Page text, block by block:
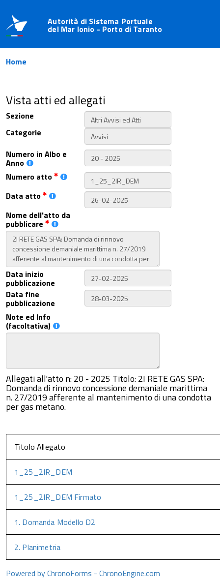
Autorità di Sistema Portuale
del Mar Ionio - Porto di Taranto
Home
Vista atti ed allegati
Sezione
Categorie
Numero in Albo e
Anno
Numero atto
Data atto
Nome dell'atto da
pubblicare
Data inizio
pubblicazione
Data fine
pubblicazione
Note ed Info
(facoltativa)
Allegati all'atto n: 20 - 2025 Titolo: 2I RETE GAS SPA:
Domanda di rinnovo concessione demaniale marittima
n. 27/2019 afferente al mantenimento di una condotta
per gas metano.
Titolo Allegato
1_25_2IR_DEM
1_25_2IR_DEM Firmato
1. Domanda Modello D2
2. Planimetria
Powered by ChronoForms - ChronoEngine.com